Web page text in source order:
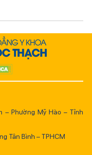
– Phường Mỹ Hào – Tỉnh
Tân Bình – TPHCM